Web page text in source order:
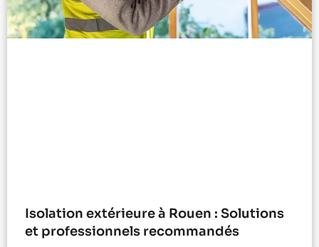
Isolation extérieure à Rouen : Solutions
et professionnels recommandés